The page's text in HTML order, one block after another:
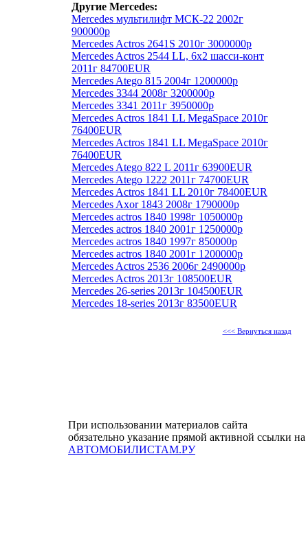
Другие Mercedes:
Mercedes мультилифт МСК-22 2002г
900000р
Mercedes Actros 2641S 2010г 3000000р
Mercedes Actros 2544 LL, 6х2 шасси-конт
2011г 84700EUR
Mercedes Atego 815 2004г 1200000р
Mercedes 3344 2008г 3200000р
Mercedes 3341 2011г 3950000р
Mercedes Actros 1841 LL MegaSpace 2010г
76400EUR
Mercedes Actros 1841 LL MegaSpace 2010г
76400EUR
Mercedes Atego 822 L 2011г 63900EUR
Mercedes Atego 1222 2011г 74700EUR
Mercedes Actros 1841 LL 2010г 78400EUR
Mercedes Axor 1843 2008г 1790000р
Mercedes actros 1840 1998г 1050000р
Mercedes actros 1840 2001г 1250000р
Mercedes actros 1840 1997г 850000р
Mercedes actros 1840 2001г 1200000р
Mercedes Actros 2536 2006г 2490000р
Mercedes Actros 2013г 108500EUR
Mercedes 26-series 2013г 104500EUR
Mercedes 18-series 2013г 83500EUR
<<< Вернуться назад
При использовании материалов сайта
обязательно указание прямой активной ссылки на
АВТОМОБИЛИСТАМ.РУ